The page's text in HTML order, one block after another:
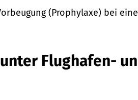
(Prophylaxe) bei
Flughafen-